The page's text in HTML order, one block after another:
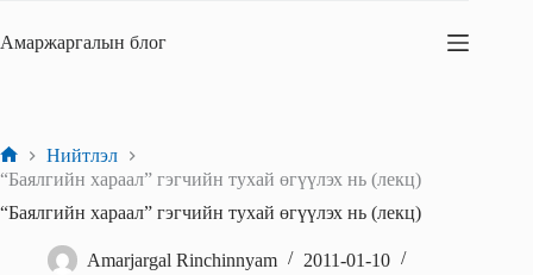
content
Амаржаргалын блог
Home
Нийтлэл
“Баялгийн хараал” гэгчийн тухай өгүүлэх нь (лекц)
“Баялгийн хараал” гэгчийн тухай өгүүлэх нь (лекц)
Amarjargal Rinchinnyam
2011-01-10